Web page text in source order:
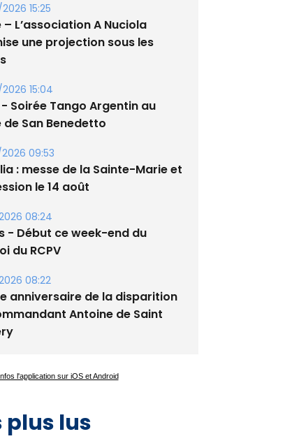
15:25
L’association A Nuciola
une projection sous les
15:04
Soirée Tango Argentin au
San Benedetto
09:53
: messe de la Sainte-Marie et
le 14 août
08:24
- Début ce week-end du
du RCPV
08:22
anniversaire de la disparition
Antoine de Saint
plus lus